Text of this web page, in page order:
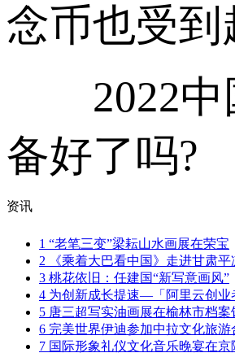
念币也受
2022中
备好了吗?
资讯
1 “老笔三变”梁耘山水画展在荣宝
2 《乘着大巴看中国》走进甘肃平
3 桃花依旧：任建国“新写意画风”
4 为创新成长提速—「阿里云创业
5 唐三超写实油画展在榆林市档案
6 完美世界伊迪参加中拉文化旅游
7 国际形象礼仪文化音乐晚宴在京